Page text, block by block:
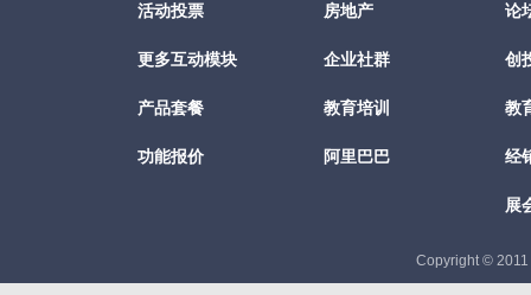
活动投票
更多互动模块
产品套餐
功能报价
房地产
企业社群
教育培训
阿里巴巴
论
创
教
经
展
Copyright © 2011